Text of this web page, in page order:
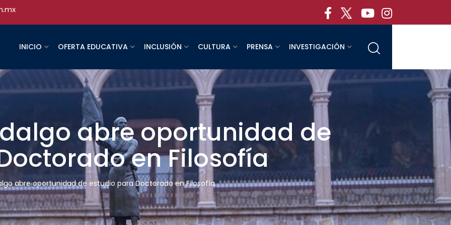
INICIO OFERTA EDUCATIVA INCLUSIÓN CULTURA PRENSA INVESTIGACIÓN
abre oportunidad de
en Filosofía
abre oportunidad de estudio para Doctorado en Filosofía